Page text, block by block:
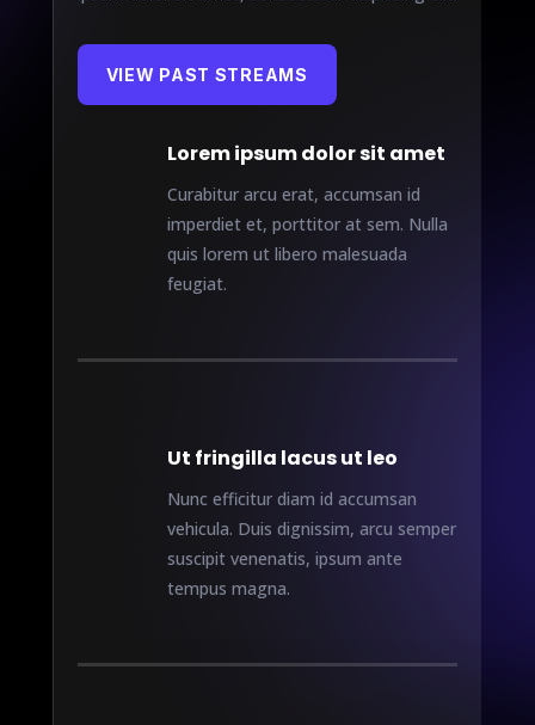
VIEW PAST STREAMS
Lorem ipsum dolor sit amet
Curabitur arcu erat, accumsan id
imperdiet et, porttitor at sem. Nulla
quis lorem ut libero malesuada
feugiat.
Ut fringilla lacus ut leo
Nunc efficitur diam id accumsan
vehicula. Duis dignissim, arcu semper
suscipit venenatis, ipsum ante
tempus magna.